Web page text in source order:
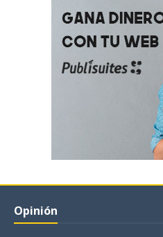
Opinión